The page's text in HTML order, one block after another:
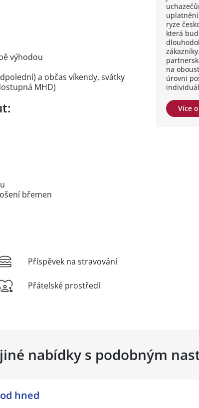
ryze
která
na
úrovni
Více
výhodou
a občas víkendy, svátky
MHD)
břemen
Příspěvek na stravování
Přátelské prostředí
nabídky s podobným
hned